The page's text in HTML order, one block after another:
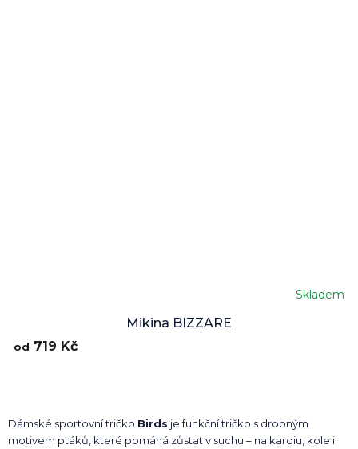
Mikina BIZZARE
Skladem
od 719 Kč
Dámské sportovní tričko Birds je funkční tričko s drobným
motivem ptáků, které pomáhá zůstat v suchu – na kardiu, kole i